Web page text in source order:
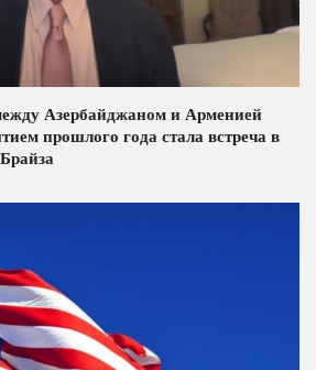
Азербайджаном и Арменией
прошлого года стала встреча в